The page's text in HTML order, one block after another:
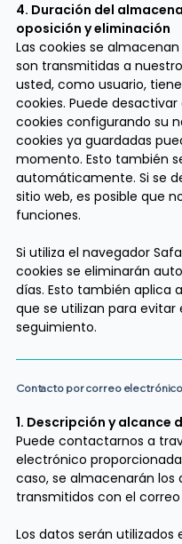
4. Duración del
oposición y eliminación
Las cookies se
son transmitidas a
usted, como usuario,
cookies. Puede
cookies configurando su
cookies ya guardadas
momento. Esto también
automáticamente. Si se
sitio web, es posible que
funciones.
Si utiliza el navegador
cookies se eliminarán
días. Esto también aplica
que se utilizan para
seguimiento.
Contacto por correo electrónico
1. Descripción y
Puede contactarnos a
electrónico
caso, se almacenarán los
transmitidos con el
Los datos serán